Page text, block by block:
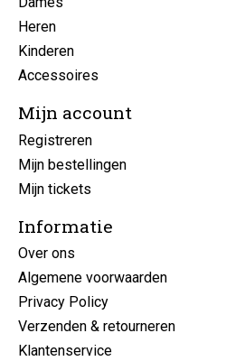
Heren
Kinderen
Accessoires
Mijn account
Registreren
Mijn bestellingen
Mijn tickets
Informatie
Over ons
Algemene voorwaarden
Privacy Policy
Verzenden & retourneren
Klantenservice